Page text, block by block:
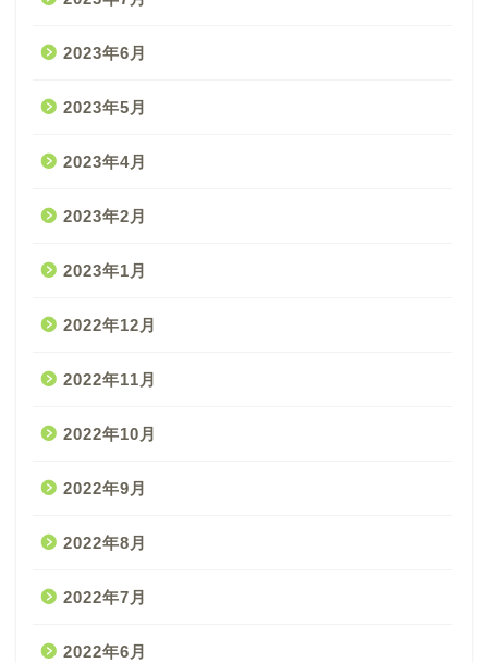
2023年6月
2023年5月
2023年4月
2023年2月
2023年1月
2022年12月
2022年11月
2022年10月
2022年9月
2022年8月
2022年7月
2022年6月